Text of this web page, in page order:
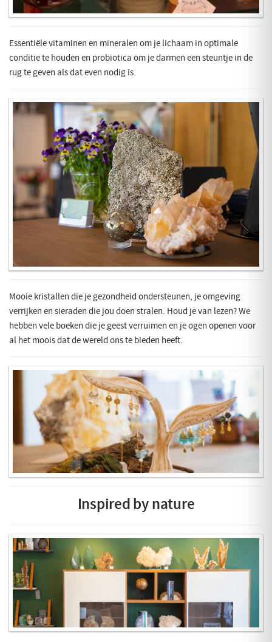
​Essentiële vitaminen en mineralen om je lichaam in optimale
conditie te houden en probiotica om je darmen een steuntje in de
rug te geven als dat even nodig is.
Mooie kristallen die je gezondheid ondersteunen, je omgeving
verrijken en sieraden die jou doen stralen. Houd je van lezen? We
hebben vele boeken die je geest verruimen en je ogen openen voor
al het moois dat de wereld ons te bieden heeft.
Inspired by nature